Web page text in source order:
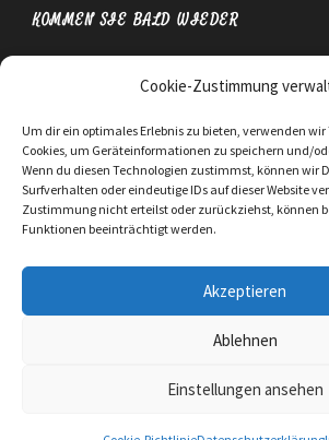
Cookie-Zustimmung
Um dir ein optimales Erlebnis zu bieten, verwenden
Cookies, um Geräteinformationen zu speichern und/
Wenn du diesen Technologien zustimmst, können wir
Surfverhalten oder eindeutige IDs auf dieser Website
Zustimmung nicht erteilst oder zurückziehst, können
Funktionen beeinträchtigt werden.
Akzeptieren
Ablehnen
Einstellungen ansehen
KOMMEN SIE BALD WIEDER